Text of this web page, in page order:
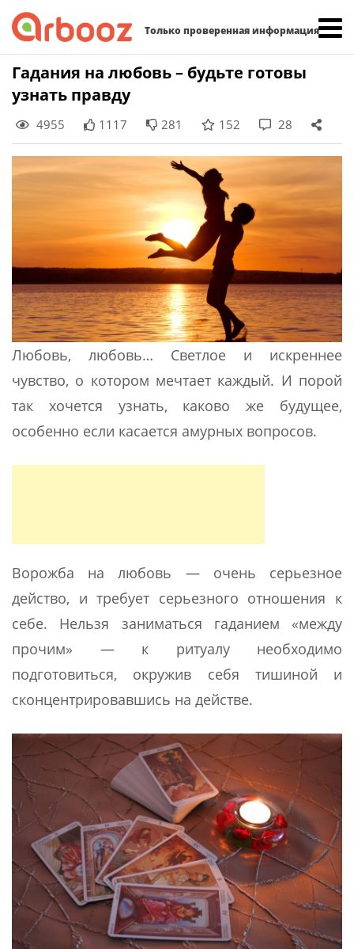
Только проверенная информация
Skip
content
Гадания на любовь – будьте готовы
узнать правду
4955 1117 281 152 28
Любовь, любовь… Светлое и искреннее
чувство, о котором мечтает каждый. И порой
так хочется узнать, каково же будущее,
особенно если касается амурных вопросов.
Ворожба на любовь — очень серьезное
действо, и требует серьезного отношения к
себе. Нельзя заниматься гаданием «между
прочим» — к ритуалу необходимо
подготовиться, окружив себя тишиной и
сконцентрировавшись на действе.
Найти: